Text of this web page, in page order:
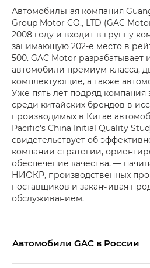
Автомобильная компания
Group Motor CO., LTD (GAC
2008 году и входит в группу
занимающую 202-е место в
500. GAC Motor разрабатывает
автомобили премиум-класса,
комплектующие, а также
Уже пять лет подряд компания
среди китайских брендов в
производимых в Китае
Pacific's China Initial Quality
свидетельствует об
компании стратегии,
обеспечение качества, —
НИОКР, производственных
поставщиков и заканчивая
обслуживанием.
Aвтомобили GAC в России